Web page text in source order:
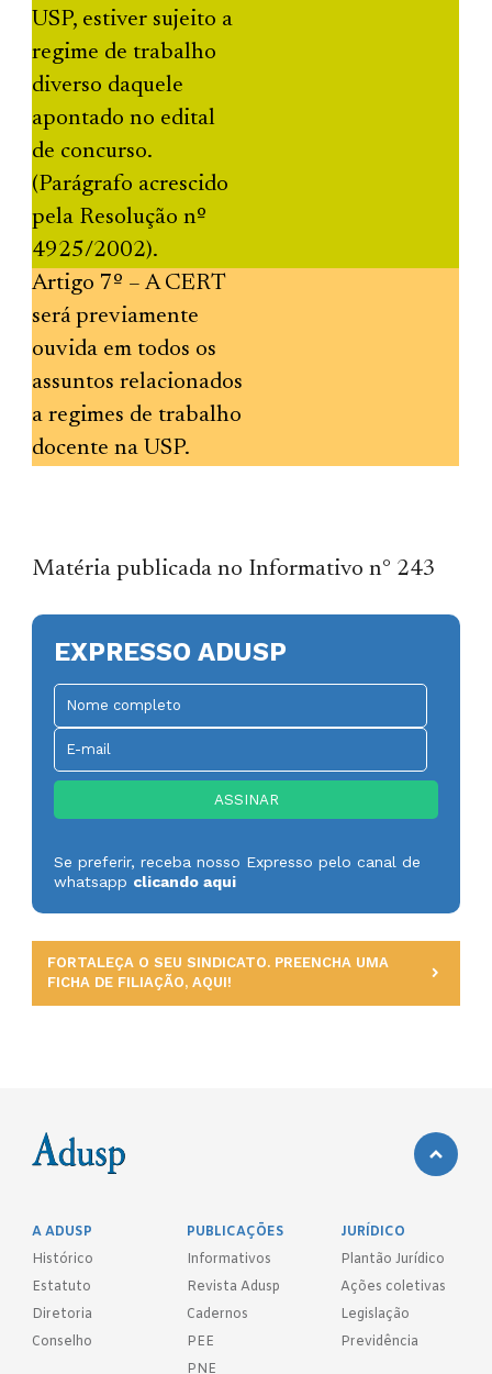
USP, estiver sujeito a
regime de trabalho
diverso daquele
apontado no edital
de concurso.
(Parágrafo acrescido
pela Resolução nº
4925/2002).
Artigo 7º – A CERT
será previamente
ouvida em todos os
assuntos relacionados
a regimes de trabalho
docente na USP.
Matéria publicada no Informativo n° 243
EXPRESSO ADUSP
Se preferir, receba nosso Expresso pelo canal de
whatsapp clicando aqui
FORTALEÇA O SEU SINDICATO. PREENCHA UMA
FICHA DE FILIAÇÃO, AQUI!
A ADUSP
Histórico
Estatuto
Diretoria
Conselho
PUBLICAÇÕES
Informativos
Revista Adusp
Cadernos
PEE
PNE
JURÍDICO
Plantão Jurídico
Ações coletivas
Legislação
Previdência